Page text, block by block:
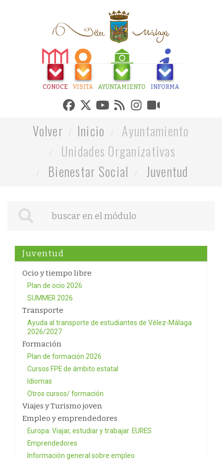
CONOCE VISITA AYUNTAMIENTO INFORMA
Volver Inicio
Ayuntamiento
Unidades Organizativas
Bienestar Social
Juventud
Juventud
Ocio y tiempo libre
Plan de ocio 2026
SUMMER 2026
Transporte
Ayuda al transporte de estudiantes de Vélez-Málaga
2026/2027
Formación
Plan de formación 2026
Cursos FPE de ámbito estatal
Idiomas
Otros cursos/ formación
Viajes y Turismo joven
Empleo y emprendedores
Europa: Viajar, estudiar y trabajar. EURES
Emprendedores
Información general sobre empleo